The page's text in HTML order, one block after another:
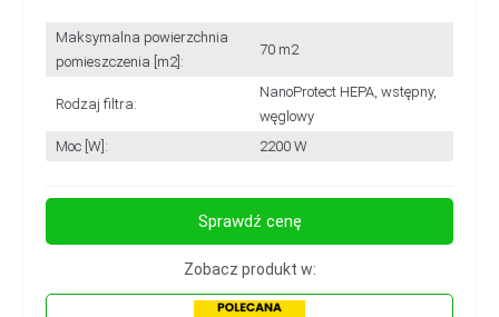
Maksymalna powierzchnia
pomieszczenia [m2]:
70 m2
Rodzaj filtra:
NanoProtect HEPA, wstępny,
węglowy
Moc [W]:
2200 W
Sprawdź cenę
Zobacz produkt w: